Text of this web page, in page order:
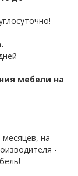
мебели на
на
-